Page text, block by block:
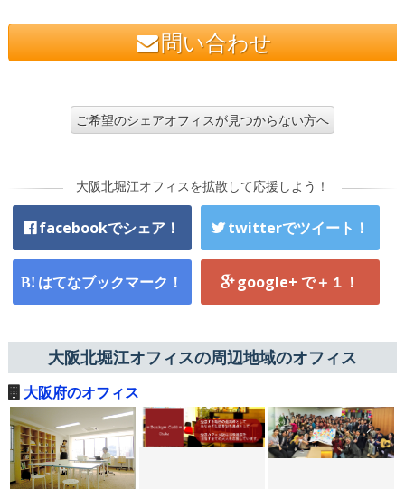
問い合わせ
ご希望のシェアオフィスが見つからない方へ
大阪北堀江オフィスを拡散して応援しよう！
facebookでシェア！ twitterでツイート！
はてなブックマーク！ google+ で＋１！
大阪北堀江オフィスの周辺地域のオフィス
大阪府のオフィス